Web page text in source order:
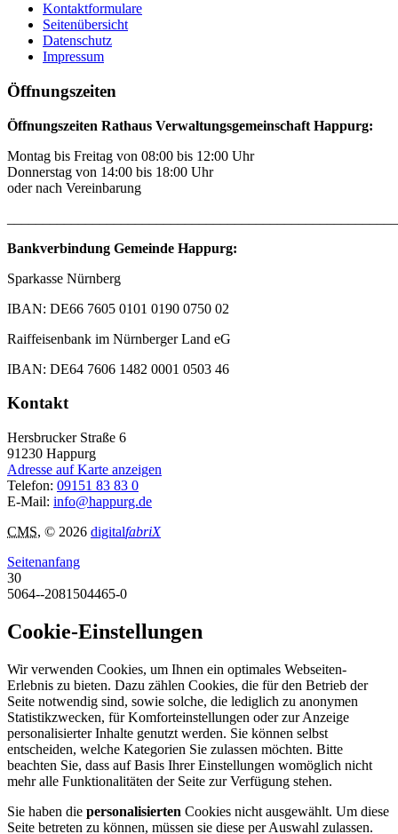
Kontaktformulare
Seitenübersicht
Datenschutz
Impressum
Öffnungszeiten
Öffnungszeiten Rathaus Verwaltungsgemeinschaft Happurg:
Montag bis Freitag von 08:00 bis 12:00 Uhr
Donnerstag von 14:00 bis 18:00 Uhr
oder nach Vereinbarung
Bankverbindung Gemeinde Happurg:
Sparkasse Nürnberg
IBAN: DE66 7605 0101 0190 0750 02
Raiffeisenbank im Nürnberger Land eG
IBAN: DE64 7606 1482 0001 0503 46
Kontakt
Hersbrucker Straße 6
91230 Happurg
Adresse auf Karte anzeigen
Telefon: 09151 83 83 0
E-Mail: info@happurg.de
CMS, © 2026 digitalfabriX
Seitenanfang
30
5064--2081504465-0
Cookie-Einstellungen
Wir verwenden Cookies, um Ihnen ein optimales Webseiten-
Erlebnis zu bieten. Dazu zählen Cookies, die für den Betrieb der
Seite notwendig sind, sowie solche, die lediglich zu anonymen
Statistikzwecken, für Komforteinstellungen oder zur Anzeige
personalisierter Inhalte genutzt werden. Sie können selbst
entscheiden, welche Kategorien Sie zulassen möchten. Bitte
beachten Sie, dass auf Basis Ihrer Einstellungen womöglich nicht
mehr alle Funktionalitäten der Seite zur Verfügung stehen.
Sie haben die personalisierten Cookies nicht ausgewählt. Um diese
Seite betreten zu können, müssen sie diese per Auswahl zulassen.